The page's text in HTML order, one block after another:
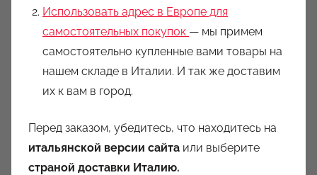
Использовать адрес в Европе для
самостоятельных покупок — мы примем
самостоятельно купленные вами товары на
нашем складе в Италии. И так же доставим
их к вам в город.
Перед заказом, убедитесь, что находитесь на
итальянской версии сайта или выберите
страной доставки Италию.